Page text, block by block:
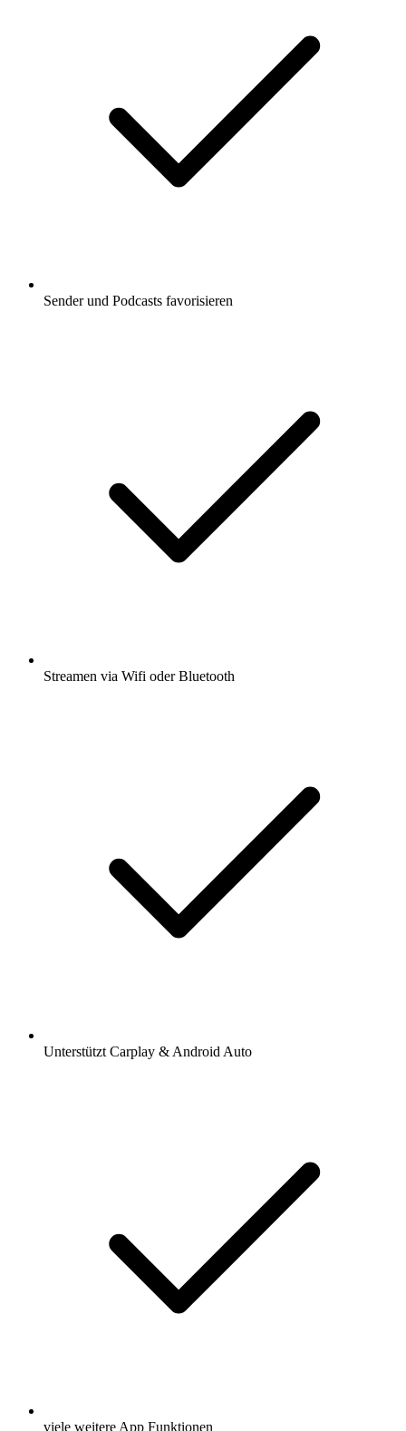
Sender und Podcasts favorisieren
Streamen via Wifi oder Bluetooth
Unterstützt Carplay & Android Auto
viele weitere App Funktionen